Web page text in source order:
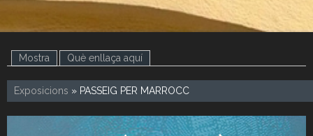
Mostra (pestanya activa)
Què enllaça aquí
Exposicions » PASSEIG PER MARROCC